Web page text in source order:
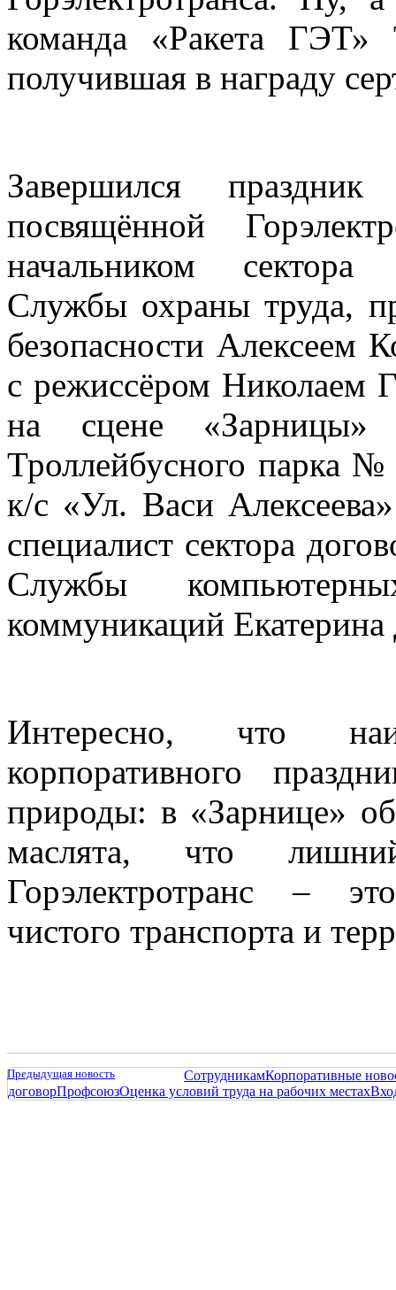
команда «Ракета
получившая в награду
Завершился праздник
посвящённой
начальником сектора
Службы охраны труда,
безопасности Алексеем
с режиссёром Николаем
на сцене «Зарницы»
Троллейбусного парка
к/с «Ул. Васи
специалист сектора
Службы
коммуникаций
Интересно, что
корпоративного
природы: в «Зарнице»
маслята, что
Горэлектротранс –
чистого транспорта и
Предыдущая новость СотрудникамКорпоративные
договорПрофсоюзОценка условий труда на рабочих местах